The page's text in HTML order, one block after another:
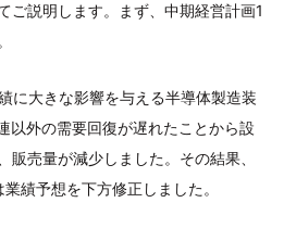
ご説明します。まず、中期経営計画1
に大きな影響を与える半導体製造装
以外の需要回復が遅れたことから設
販売量が減少しました。その結果、
績予想を下方修正しました。